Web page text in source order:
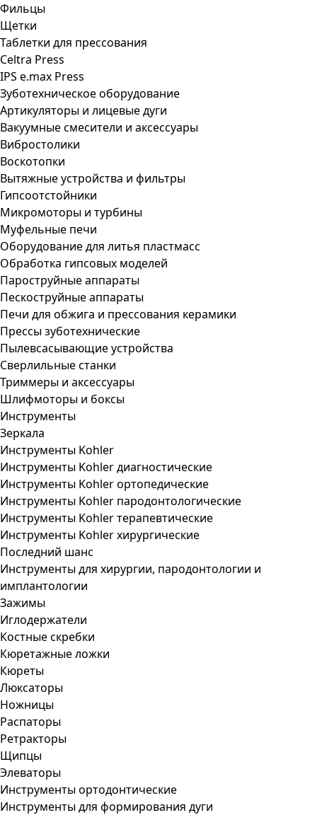
Фильцы
Щетки
Таблетки для прессования
Celtra Press
IPS e.max Press
Зуботехническое оборудование
Артикуляторы и лицевые дуги
Вакуумные смесители и аксессуары
Вибростолики
Воскотопки
Вытяжные устройства и фильтры
Гипсоотстойники
Микромоторы и турбины
Муфельные печи
Оборудование для литья пластмасс
Обработка гипсовых моделей
Пароструйные аппараты
Пескоструйные аппараты
Печи для обжига и прессования керамики
Прессы зуботехнические
Пылевсасывающие устройства
Сверлильные станки
Триммеры и аксессуары
Шлифмоторы и боксы
Инструменты
Зеркала
Инструменты Kohler
Инструменты Kohler диагностические
Инструменты Kohler ортопедические
Инструменты Kohler пародонтологические
Инструменты Kohler терапевтические
Инструменты Kohler хирургические
Последний шанс
Инструменты для хирургии, пародонтологии и
имплантологии
Зажимы
Иглодержатели
Костные скребки
Кюретажные ложки
Кюреты
Люксаторы
Ножницы
Распаторы
Ретракторы
Щипцы
Элеваторы
Инструменты ортодонтические
Инструменты для формирования дуги